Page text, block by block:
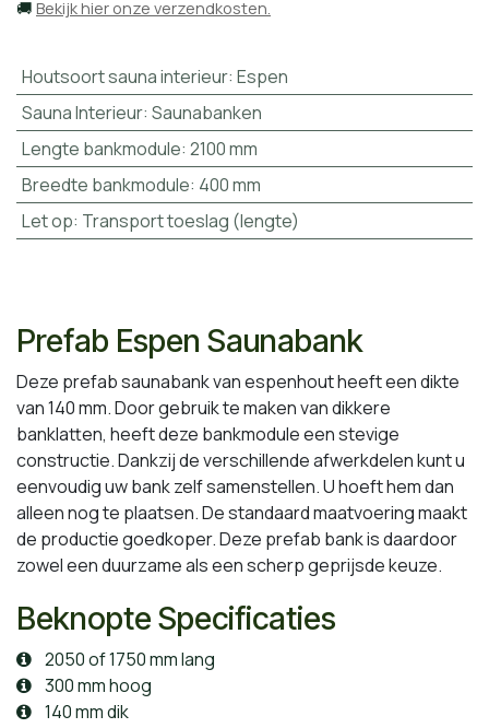
🚚 Bekijk hier onze verzendkosten.
Houtsoort sauna interieur: Espen
Sauna Interieur: Saunabanken
Lengte bankmodule: 2100 mm
Breedte bankmodule: 400 mm
Let op: Transport toeslag (lengte)
Prefab Espen Saunabank
Deze prefab saunabank van espenhout heeft een dikte
van 140 mm. Door gebruik te maken van dikkere
banklatten, heeft deze bankmodule een stevige
constructie. Dankzij de verschillende afwerkdelen kunt u
eenvoudig uw bank zelf samenstellen. U hoeft hem dan
alleen nog te plaatsen. De standaard maatvoering maakt
de productie goedkoper. Deze prefab bank is daardoor
zowel een duurzame als een scherp geprijsde keuze.
Beknopte Specificaties
2050 of 1750 mm lang
300 mm hoog
140 mm dik